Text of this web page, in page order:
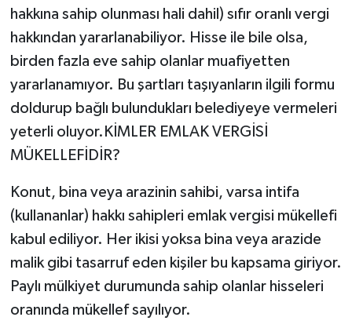
hakkına sahip olunması hali dahil) sıfır oranlı vergi
hakkından yararlanabiliyor. Hisse ile bile olsa,
birden fazla eve sahip olanlar muafiyetten
yararlanamıyor. Bu şartları taşıyanların ilgili formu
doldurup bağlı bulundukları belediyeye vermeleri
yeterli oluyor.KİMLER EMLAK VERGİSİ
MÜKELLEFİDİR?
Konut, bina veya arazinin sahibi, varsa intifa
(kullananlar) hakkı sahipleri emlak vergisi mükellefi
kabul ediliyor. Her ikisi yoksa bina veya arazide
malik gibi tasarruf eden kişiler bu kapsama giriyor.
Paylı mülkiyet durumunda sahip olanlar hisseleri
oranında mükellef sayılıyor.